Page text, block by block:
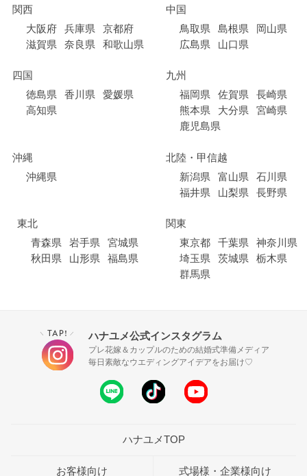
東北
青森県
岩手県
宮城県
秋田県
山形県 福島県
北陸・甲信越
新潟県
富山県
石川県
福井県
山梨県 長野県
関東
東京都
千葉県
神奈川県
埼玉県
茨城県
栃木県
群馬県
関西
大阪府
兵庫県
京都府
滋賀県
奈良県 和歌山県
中国
鳥取県
島根県
岡山県
広島県
山口県
四国
徳島県
香川県
愛媛県
高知県
九州
福岡県
佐賀県
長崎県
熊本県
大分県
宮崎県
鹿児島県
沖縄
沖縄県
＼ TAP! ／ ハナユメ公式インスタグラム
プレ花嫁＆カップルのための結婚式準備メディア
毎日素敵なウエディングアイデアをお届け♡
ハナユメTOP
お客様向け 式場様・企業様向け